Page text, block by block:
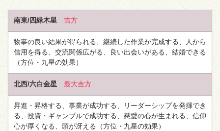
南東/四緑木星 吉方
物事の良い結果が得られる、継続した作業が完成する、人から
信用を得る、交流関係広がる、良い出会いがある、結婚できる
（方位・九星の効果）
北西/六白金星 最大吉方
昇進・昇格する、事業が成功する、リーダーシップを発揮でき
る、投資・ギャンブルで成功する、慈愛の心が生まれる、信仰
心が厚くなる、頭が冴える （方位・九星の効果）